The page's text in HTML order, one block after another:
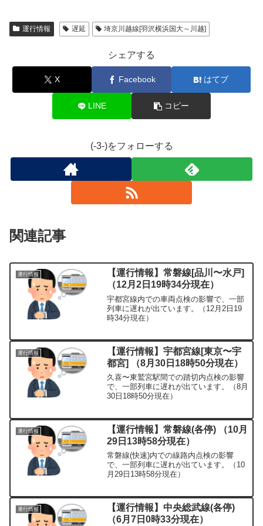
運行情報 遅延 埼京川越線[羽沢横浜国大～川越]
シェアする
X Facebook はてブ
LINE コピー
(-3-)をフォローする
関連記事
運行情報
【運行情報】常磐線[品川〜水戸]
（12月2日19時34分現在）
宇都宮線内での車両点検の影響で、一部
列車に遅れが出ています。（12月2日19
時34分現在）
運行情報
【運行情報】宇都宮線[東京〜宇
都宮] （8月30日18時50分現在）
久喜〜東鷲宮駅間での踏切内点検の影響
で、一部列車に遅れが出ています。（8月
30日18時50分現在）
運行情報
【運行情報】常磐線(各停) （10月
29日13時58分現在）
常磐線(快速)内での線路内点検の影響
で、一部列車に遅れが出ています。（10
月29日13時58分現在）
運行情報
【運行情報】中央総武線(各停)
（6月7日0時33分現在）